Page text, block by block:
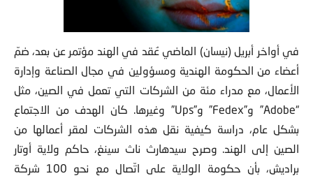
في أواخر أبريل (نيسان) الماضي عُقد في الهند مؤتمر عن بعد، ضمّ
أعضاء من الحكومة الهندية ومسؤولين في مجال الصناعة وإدارة
الأعمال، مع مدراء مئة من الشركات التي تعمل في الصين، مثل
“Adobe” و”Fedex” و”Ups” وغيرها. كان الهدف من الاجتماع
بشكل عام، دراسة كيفية نقل هذه الشركات لمقر أعمالها من
الصين إلى الهند. وصرح سيدهارث ناث سينغ، حاكم ولاية أوتار
براديش، بأن حكومة الولاية على اتّصال مع نحو 100 شركة